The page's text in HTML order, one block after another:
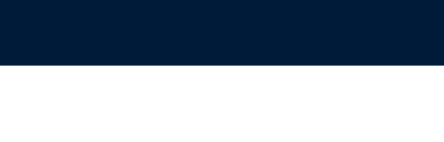
Cessione Burnete - US Lecce